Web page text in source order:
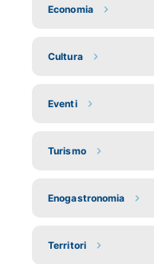
Economia
Cultura
Eventi
Turismo
Enogastronomia
Territori